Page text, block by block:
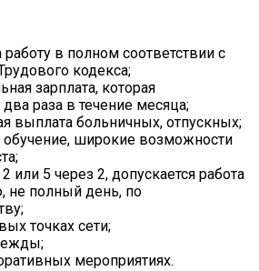
в полном соответствии с
кодекса;
зарплата, которая
раза в течение месяца;
выплата больничных, отпускных;
обучение, широкие возможности
или 5 через 2, допускается работа
не полный день, по
точках сети;
мероприятиях.